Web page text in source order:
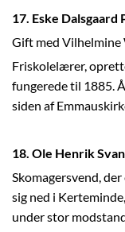
17. Eske Dalsgaard
Gift med
Friskolelærer,
fungerede til 1885.
siden af
18. Ole Henrik
Skomagersvend,
sig ned i
under stor